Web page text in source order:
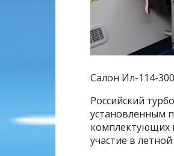
Салон Ил-114-
Российский
установленным
комплектующих
участие в